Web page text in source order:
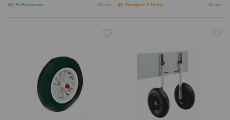
En Existencias IVA incl. Entrega en 7-10 días IVA incl.